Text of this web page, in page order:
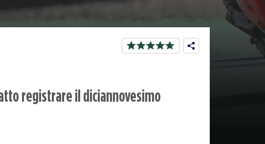
registrare il diciannovesimo